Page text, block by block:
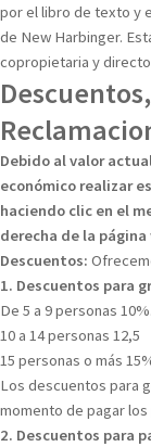
por el libro de texto y
de New Harbinger.
copropietaria y
Debido al valor
económico realizar
haciendo clic en el
derecha de la
Descuentos:
1. Descuentos para
De 5 a 9 personas 10%.
10 a 14 personas 12,5
15 personas o más
Los descuentos para
momento de pagar
2. Descuentos para